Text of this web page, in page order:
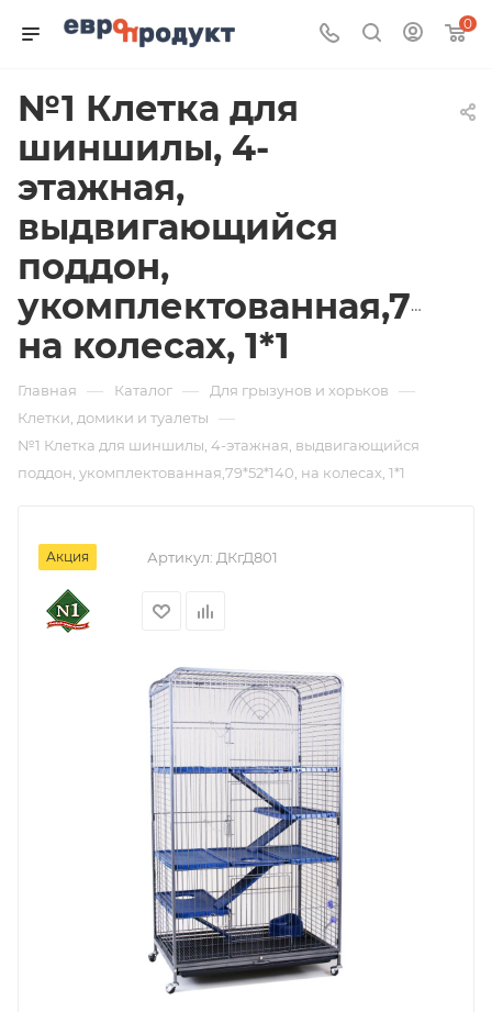
0
№1 Клетка для
шиншилы, 4-
этажная,
выдвигающийся
поддон,
на колесах, 1*1
Главная — Каталог — Для грызунов и хорьков —
Клетки, домики и туалеты —
№1 Клетка для шиншилы, 4-этажная, выдвигающийся
поддон, укомплектованная,79*52*140, на колесах, 1*1
Акция Артикул: ДКгД801